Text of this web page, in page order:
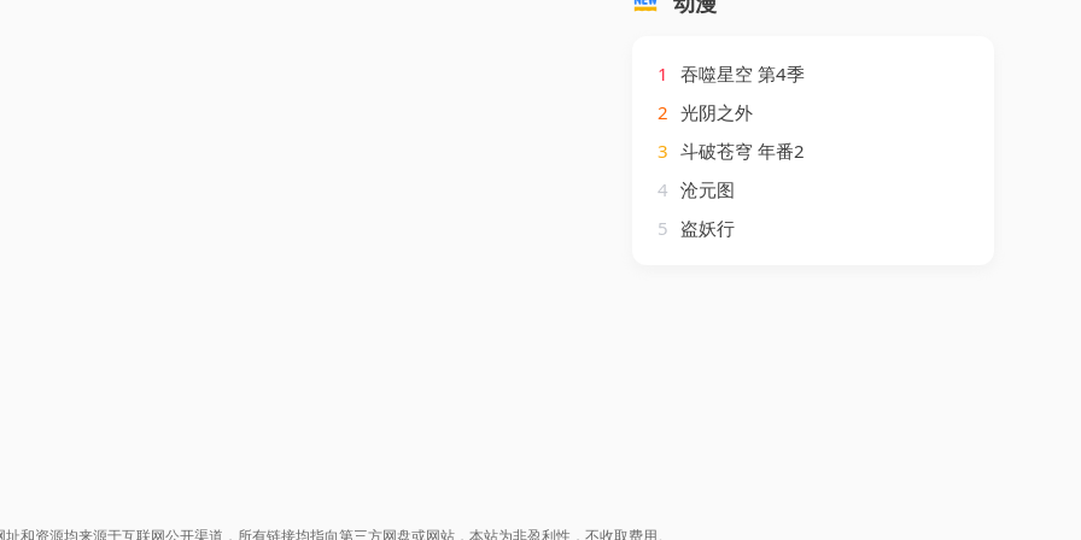
1
吞噬星空 第4季
2 光阴之外
3 斗破苍穹 年番2
4 沧元图
5 盗妖行
和资源均来源于互联网公开渠道，所有链接均指向第三方网盘或网站，本站为非盈利性，不收取费用。